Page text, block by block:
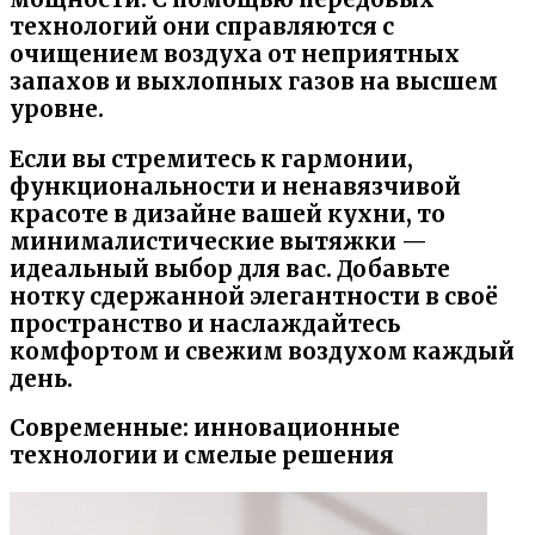
технологий они справляются с
очищением воздуха от неприятных
запахов и выхлопных газов на высшем
уровне.
Если вы стремитесь к гармонии,
функциональности и ненавязчивой
красоте в дизайне вашей кухни, то
минималистические вытяжки —
идеальный выбор для вас. Добавьте
нотку сдержанной элегантности в своё
пространство и наслаждайтесь
комфортом и свежим воздухом каждый
день.
Современные: инновационные
технологии и смелые решения